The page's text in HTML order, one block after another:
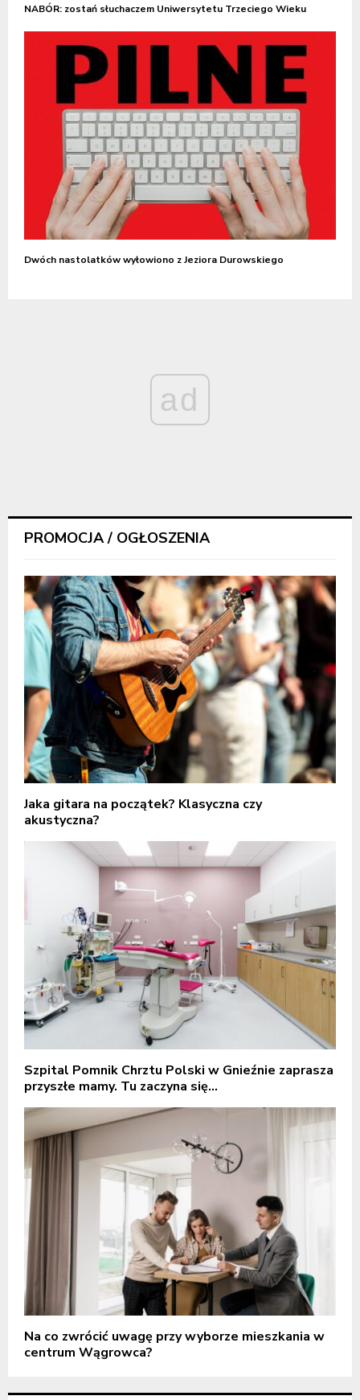
NABÓR: zostań słuchaczem Uniwersytetu Trzeciego Wieku
Dwóch nastolatków wyłowiono z Jeziora Durowskiego
ad
PROMOCJA / OGŁOSZENIA
Jaka gitara na początek? Klasyczna czy
akustyczna?
Szpital Pomnik Chrztu Polski w Gnieźnie zaprasza
przyszłe mamy. Tu zaczyna się...
Na co zwrócić uwagę przy wyborze mieszkania w
centrum Wągrowca?